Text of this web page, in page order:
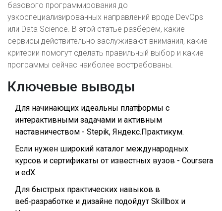
базового программирования до
узкоспециализированных направлений вроде DevOps
или Data Science. В этой статье разберём, какие
сервисы действительно заслуживают внимания, какие
критерии помогут сделать правильный выбор и какие
программы сейчас наиболее востребованы.
Ключевые выводы
Для начинающих идеальны платформы с
интерактивными задачами и активным
наставничеством - Stepik, Яндекс.Практикум.
Если нужен широкий каталог международных
курсов и сертификаты от известных вузов - Coursera
и edX.
Для быстрых практических навыков в
веб‑разработке и дизайне подойдут Skillbox и